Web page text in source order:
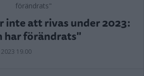
inte att rivas under 2023:
har förändrats"
19.00